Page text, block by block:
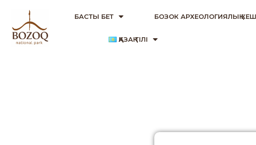
БАСТЫ БЕТ БОЗОК АРХЕОЛОГИЯЛЫҚ
ҚАЗАҚ ТІЛІ